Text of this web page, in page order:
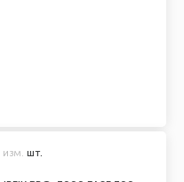
изм. шт.